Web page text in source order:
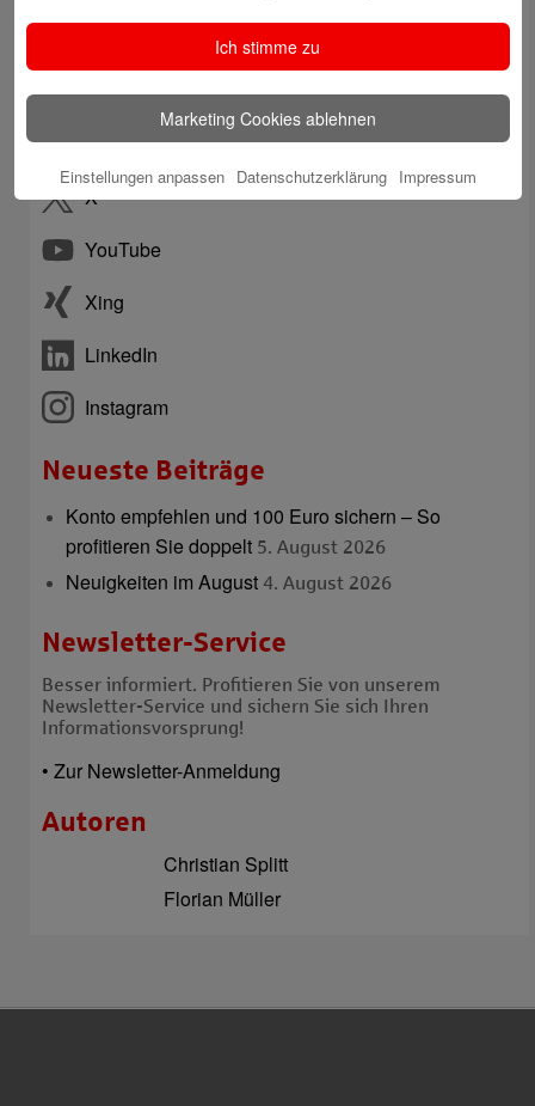
Internetfiliale
Facebook
X
YouTube
Xing
LinkedIn
Instagram
Neueste Beiträge
Konto empfehlen und 100 Euro sichern – So
profitieren Sie doppelt 5. August 2026
Neuigkeiten im August 4. August 2026
Newsletter-Service
Besser informiert. Profitieren Sie von unserem
Newsletter-Service und sichern Sie sich Ihren
Informationsvorsprung!
• Zur Newsletter-Anmeldung
Autoren
Christian Splitt
Florian Müller
Ich stimme zu
Marketing Cookies ablehnen
Einstellungen anpassen Datenschutzerklärung Impressum